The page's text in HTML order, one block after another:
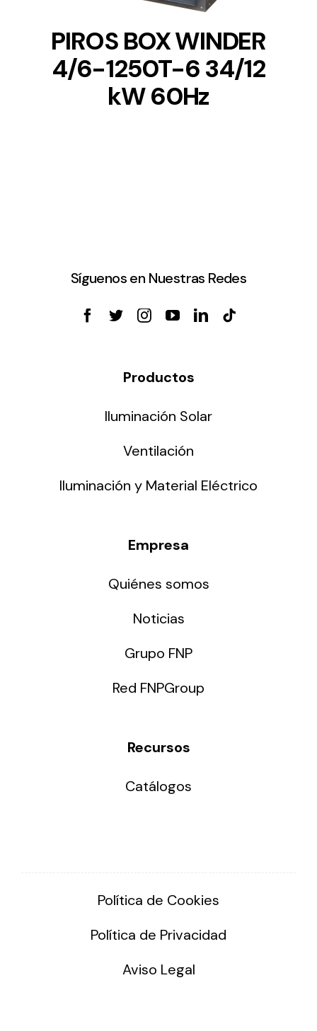
PIROS BOX WINDER
4/6-1250T-6 34/12
kW 60Hz
Síguenos en Nuestras Redes
Productos
Iluminación Solar
Ventilación
Iluminación y Material Eléctrico
Empresa
Quiénes somos
Noticias
Grupo FNP
Red FNPGroup
Recursos
Catálogos
Política de Cookies
Política de Privacidad
Aviso Legal